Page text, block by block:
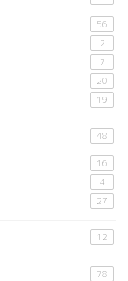
56
2
7
20
19
48
16
4
27
12
78